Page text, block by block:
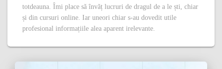
totdeauna. Îmi place să învăț lucruri de dragul de a le ști, chiar
și din cursuri online. Iar uneori chiar s-au dovedit utile
profesional informațiile alea aparent irelevante.